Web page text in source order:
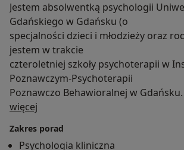
Jestem absolwentką psychologii
Gdańskiego w Gdańsku (o
specjalności dzieci i młodzieży oraz
jestem w trakcie
czteroletniej szkoły psychoterapii w
Poznawczym-Psychoterapii
Poznawczo Behawioralnej w
swoją wiedzę oraz
psychologiem pracującym
więcej
Zakres porad
Psychologia kliniczna